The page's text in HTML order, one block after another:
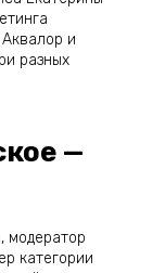
и
разных
—
модератор
категории